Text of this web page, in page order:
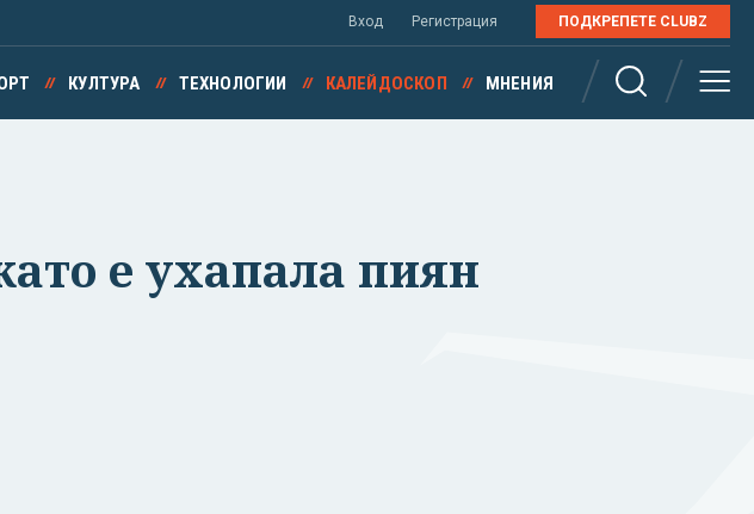
Вход Регистрация ПОДКРЕПЕТЕ CLUBZ
КУЛТУРА ТЕХНОЛОГИИ КАЛЕЙДОСКОП МНЕНИЯ
е ухапала пиян